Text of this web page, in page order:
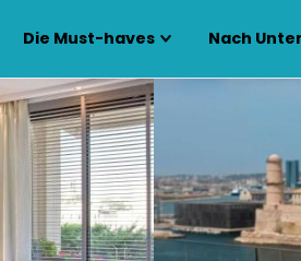
Die Must-haves Nach